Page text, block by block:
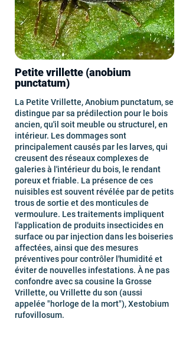
Petite vrillette (anobium
punctatum)
La Petite Vrillette, Anobium punctatum, se
distingue par sa prédilection pour le bois
ancien, qu'il soit meuble ou structurel, en
intérieur. Les dommages sont
principalement causés par les larves, qui
creusent des réseaux complexes de
galeries à l'intérieur du bois, le rendant
poreux et friable. La présence de ces
nuisibles est souvent révélée par de petits
trous de sortie et des monticules de
vermoulure. Les traitements impliquent
l'application de produits insecticides en
surface ou par injection dans les boiseries
affectées, ainsi que des mesures
préventives pour contrôler l'humidité et
éviter de nouvelles infestations. À ne pas
confondre avec sa cousine la Grosse
Vrillette, ou Vrillette du son (aussi
appelée "horloge de la mort"), Xestobium
rufovillosum.